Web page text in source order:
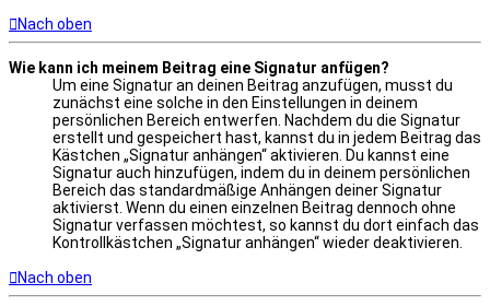
Nach oben
Wie kann ich meinem Beitrag eine Signatur anfügen?
Um eine Signatur an deinen Beitrag anzufügen, musst du
zunächst eine solche in den Einstellungen in deinem
persönlichen Bereich entwerfen. Nachdem du die Signatur
erstellt und gespeichert hast, kannst du in jedem Beitrag das
Kästchen „Signatur anhängen“ aktivieren. Du kannst eine
Signatur auch hinzufügen, indem du in deinem persönlichen
Bereich das standardmäßige Anhängen deiner Signatur
aktivierst. Wenn du einen einzelnen Beitrag dennoch ohne
Signatur verfassen möchtest, so kannst du dort einfach das
Kontrollkästchen „Signatur anhängen“ wieder deaktivieren.
Nach oben